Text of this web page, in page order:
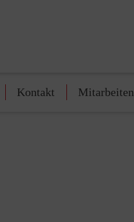
Kontakt Mitarbeiten